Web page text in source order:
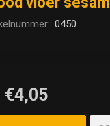
0450
€4,05